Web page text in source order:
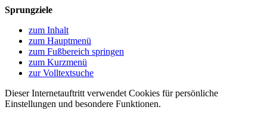
Sprungziele
zum Inhalt
zum Hauptmenü
zum Fußbereich springen
zum Kurzmenü
zur Volltextsuche
Dieser Internetauftritt verwendet Cookies für persönliche
Einstellungen und besondere Funktionen.